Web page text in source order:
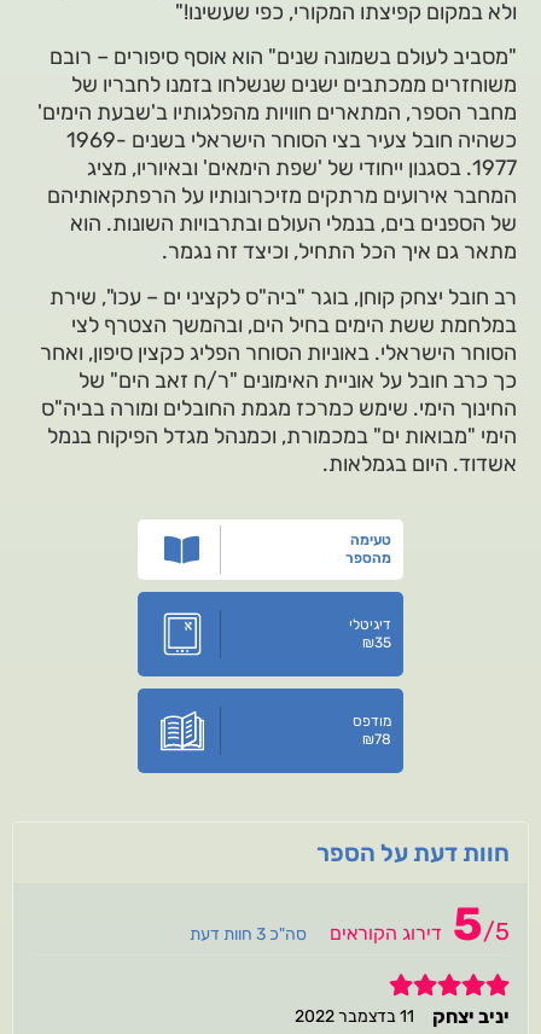
ולא במקום קפיצתו המקורי, כפי שעשינו!"
"מסביב לעולם בשמונה שנים" הוא אוסף סיפורים – רובם
משוחזרים ממכתבים ישנים שנשלחו בזמנו לחבריו של
מחבר הספר, המתארים חוויות מהפלגותיו ב'שבעת הימים'
כשהיה חובל צעיר בצי הסוחר הישראלי בשנים 1969-
1977. בסגנון ייחודי של 'שפת הימאים' ובאיוריו, מציג
המחבר אירועים מרתקים מזיכרונותיו על הרפתקאותיהם
של הספנים בים, בנמלי העולם ובתרבויות השונות. הוא
מתאר גם איך הכל התחיל, וכיצד זה נגמר.
רב חובל יצחק קוחן, בוגר "ביה"ס לקציני ים – עכו", שירת
במלחמת ששת הימים בחיל הים, ובהמשך הצטרף לצי
הסוחר הישראלי. באוניות הסוחר הפליג כקצין סיפון, ואחר
כך כרב חובל על אוניית האימונים "ר/ח זאב הים" של
החינוך הימי. שימש כמרכז מגמת החובלים ומורה בביה"ס
הימי "מבואות ים" במכמורת, וכמנהל מגדל הפיקוח בנמל
אשדוד. היום בגמלאות.
טעימה
מהספר
דיגיטלי
₪35
מודפס
₪78
חוות דעת על הספר
5/5 דירוג הקוראים סה"כ 3 חוות דעת
5
יניב יצחק
11 בדצמבר 2022